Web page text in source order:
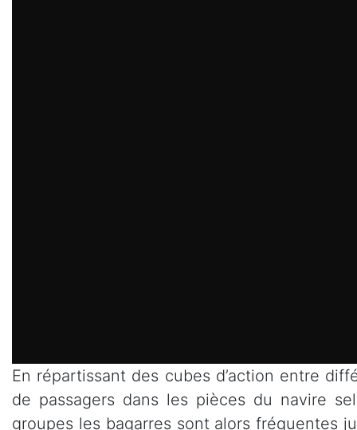
En répartissant des cubes d’action entre
de passagers dans les pièces du navire
groupes les bagarres sont alors fréquentes